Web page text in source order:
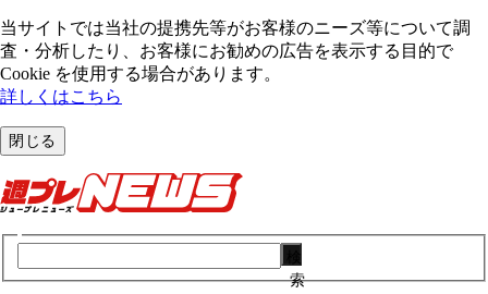
当サイトでは当社の提携先等がお客様のニーズ等について調
査・分析したり、お客様にお勧めの広告を表⽰する⽬的で
Cookie を使⽤する場合があります。
詳しくはこちら
閉じる
索